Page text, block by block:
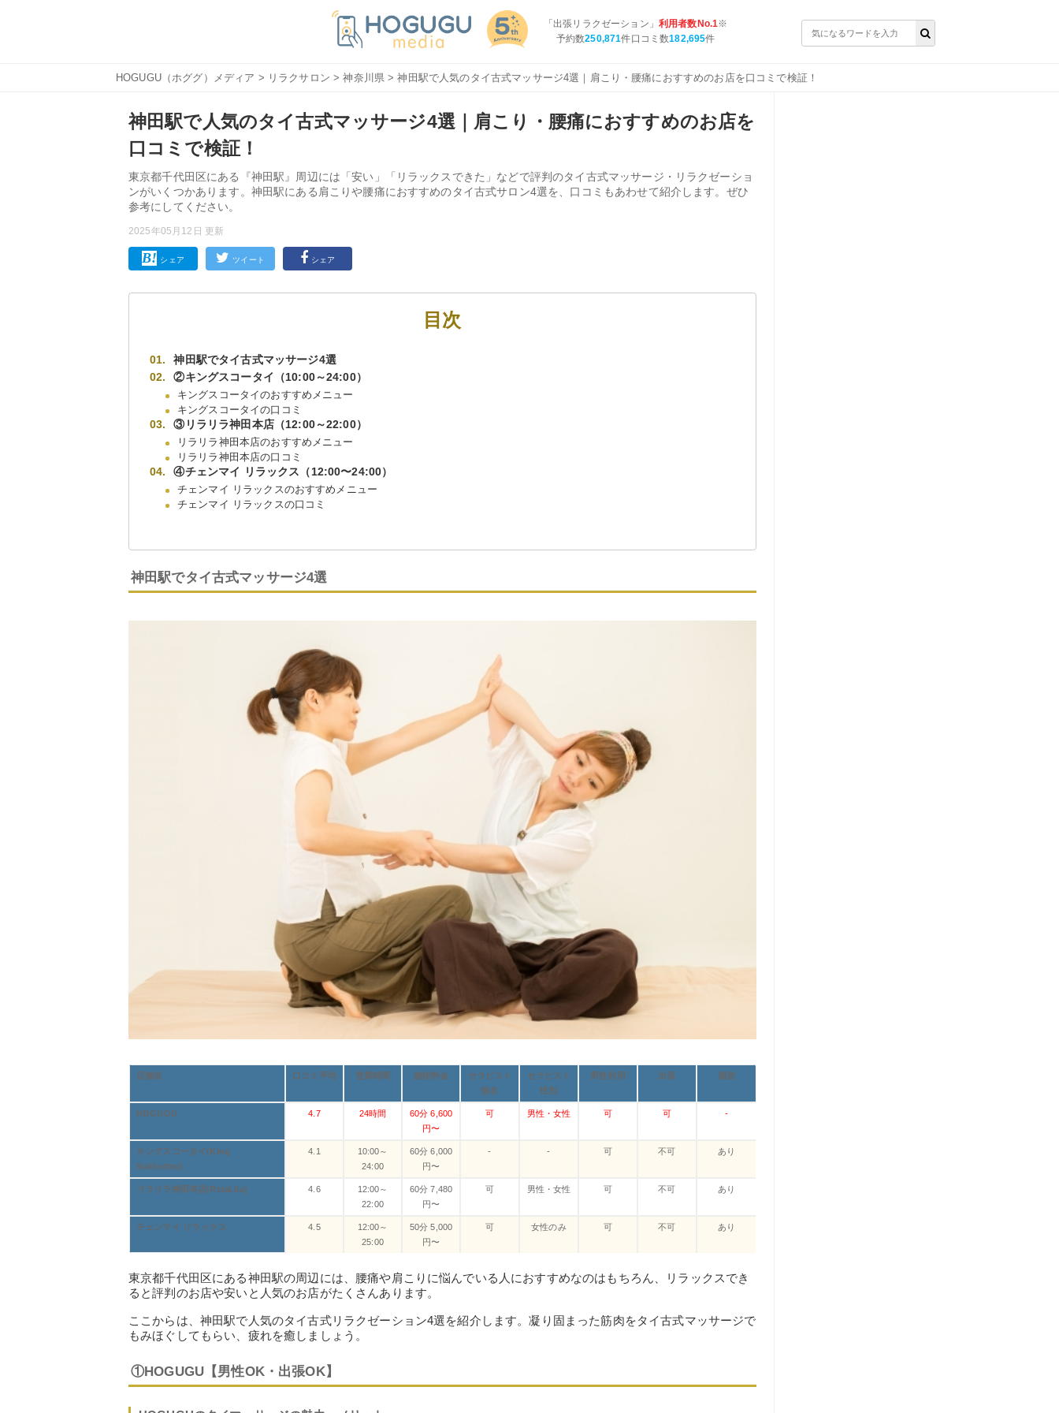
「出張リラクゼーション」 利用者数No.1※
予約数250,871件口コミ数182,695件
HOGUGU（ホググ）メディア > リラクサロン >神奈川県> 神田駅で人気のタイ古式マッサージ4選｜肩こり・腰痛におすすめのお店を口コミで検証！
神田駅で人気のタイ古式マッサージ4選｜肩こり・腰痛におすすめのお店を
口コミで検証！
東京都千代田区にある『神田駅』周辺には「安い」「リラックスできた」などで評判のタイ古式マッサージ・リラクゼーショ
ンがいくつかあります。神田駅にある肩こりや腰痛におすすめのタイ古式サロン4選を、口コミもあわせて紹介します。ぜひ
参考にしてください。
2025年05月12日 更新
シェア ツイート シェア
目次
神田駅でタイ古式マッサージ4選
②キングスコータイ（10:00～24:00）
キングスコータイのおすすめメニュー
キングスコータイの口コミ
③リラリラ神田本店（12:00～22:00）
リラリラ神田本店のおすすめメニュー
リラリラ神田本店の口コミ
④チェンマイ リラックス（12:00〜24:00）
チェンマイ リラックスのおすすめメニュー
チェンマイ リラックスの口コミ
神田駅でタイ古式マッサージ4選
店舗名 口コミ平均 営業時間 施術料金
セラピスト
指名
セラピスト
性別
男性利用 出張 個室
HOGUGU 4.7 24時間
60分 6,600
円〜
可 男性・女性 可 可 -
キングスコータイ(King
Sukhothai)
4.1
10:00～
24:00
60分 6,000
円〜
- - 可 不可 あり
リラリラ神田本店(RelaLila) 4.6
12:00～
22:00
60分 7,480
円〜
可 男性・女性 可 不可 あり
チェンマイ リラックス 4.5
12:00～
25:00
50分 5,000
円〜
可 女性のみ 可 不可 あり
東京都千代田区にある神田駅の周辺には、腰痛や肩こりに悩んでいる人におすすめなのはもちろん、リラックスでき
ると評判のお店や安いと人気のお店がたくさんあります。
ここからは、神田駅で人気のタイ古式リラクゼーション4選を紹介します。凝り固まった筋肉をタイ古式マッサージで
もみほぐしてもらい、疲れを癒しましょう。
①HOGUGU【男性OK・出張OK】